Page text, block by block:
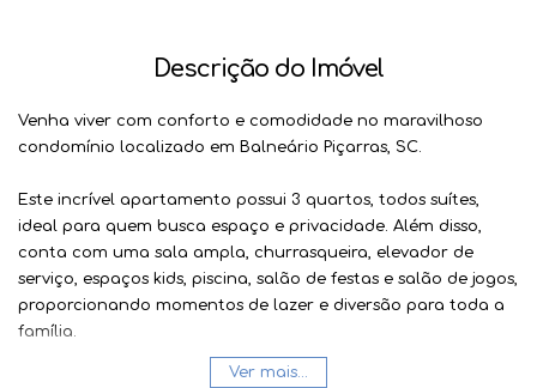
Descrição do Imóvel
Venha viver com conforto e comodidade no maravilhoso
condomínio localizado em Balneário Piçarras, SC.
Este incrível apartamento possui 3 quartos, todos suítes,
ideal para quem busca espaço e privacidade. Além disso,
conta com uma sala ampla, churrasqueira, elevador de
serviço, espaços kids, piscina, salão de festas e salão de jogos,
proporcionando momentos de lazer e diversão para toda a
família.
Localizado no bairro Itacolomi, este imóvel conta com
Ver mais...